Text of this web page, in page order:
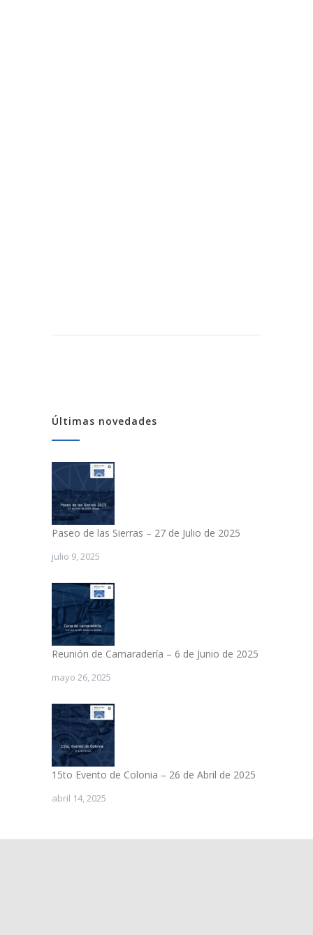
Últimas novedades
Paseo de las Sierras – 27 de Julio de 2025
julio 9, 2025
Reunión de Camaradería – 6 de Junio de 2025
mayo 26, 2025
15to Evento de Colonia – 26 de Abril de 2025
abril 14, 2025